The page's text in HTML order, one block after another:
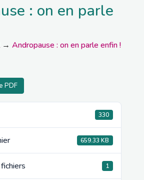
: on en parle
→ Andropause : on en parle enfin !
PDF
330
659.33 KB
1